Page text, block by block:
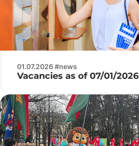
01.07.2026 #news
Vacancies as of 07/01/2026